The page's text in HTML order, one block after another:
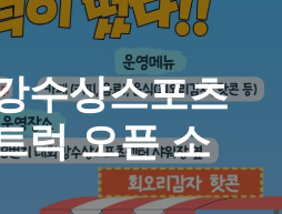
수상스포츠
럭 오픈 소